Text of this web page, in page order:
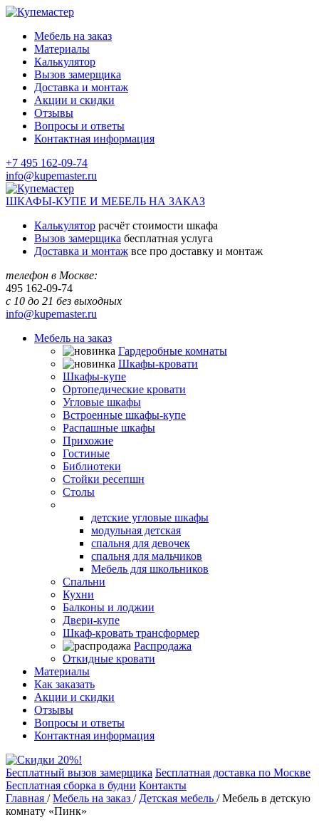
Мебель на заказ
Материалы
Калькулятор
Вызов замерщика
Доставка и монтаж
Акции и скидки
Отзывы
Вопросы и ответы
Контактная информация
+7 495 162-09-74
info@kupemaster.ru
ШКАФЫ-КУПЕ И МЕБЕЛЬ НА ЗАКАЗ
Калькулятор расчёт стоимости шкафа
Вызов замерщика бесплатная услуга
Доставка и монтаж все про доставку и монтаж
телефон в Москве:
495 162-09-74
с 10 до 21 без выходных
info@kupemaster.ru
Мебель на заказ
Гардеробные комнаты
Шкафы-кровати
Шкафы-купе
Ортопедические кровати
Угловые шкафы
Встроенные шкафы-купе
Распашные шкафы
Прихожие
Гостиные
Библиотеки
Стойки ресепшн
Столы
детские угловые шкафы
модульная детская
спальня для девочек
спальня для мальчиков
Мебель для школьников
Спальни
Кухни
Балконы и лоджии
Двери-купе
Шкаф-кровать трансформер
Распродажа
Откидные кровати
Материалы
Как заказать
Акции и скидки
Отзывы
Вопросы и ответы
Контактная информация
Бесплатный вызов замерщика Бесплатная доставка по Москве
Бесплатная сборка в будни Контакты
Главная /Мебель на заказ / Детская мебель /Мебель в детскую
комнату «Пинк»